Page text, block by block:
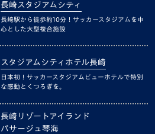
長崎スタジアムシティ
長崎駅から徒歩約10分！サッカースタジアムを中
心とした大型複合施設
スタジアムシティホテル長崎
日本初！サッカースタジアムビューホテルで特別
な感動とくつろぎを。
長崎リゾートアイランド
パサージュ琴海